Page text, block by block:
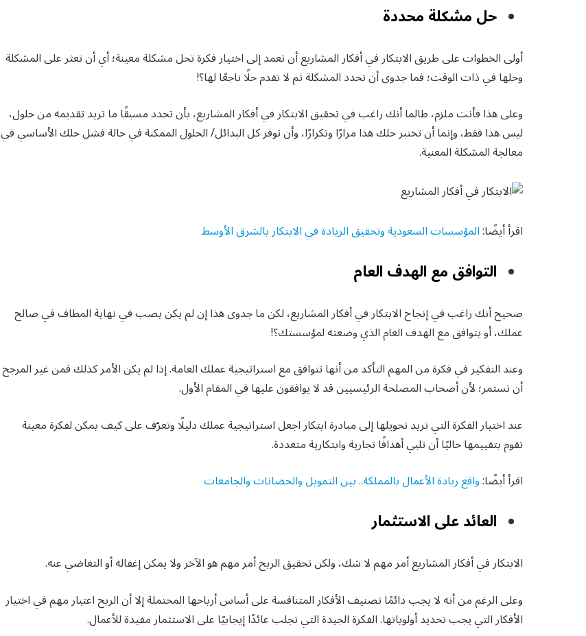
حل مشكلة محددة
أولى الخطوات على طريق الابتكار في أفكار المشاريع أن تعمد إلى اختيار فكرة تحل مشكلة معينة؛ أي أن تعثر على المشكلة
وحلها في ذات الوقت؛ فما جدوى أن تحدد المشكلة ثم لا تقدم حلًا ناجعًا لها؟!
وعلى هذا فأنت ملزم، طالما أنك راغب في تحقيق الابتكار في أفكار المشاريع، بأن تحدد مسبقًا ما تريد تقديمه من حلول،
ليس هذا فقط، وإنما أن تختبر حلك هذا مرارًا وتكرارًا، وأن توفر كل البدائل/ الحلول الممكنة في حالة فشل حلك الأساسي في
معالجة المشكلة المعنية.
اقرأ أيضًا:المؤسسات السعودية وتحقيق الريادة في الابتكار بالشرق الأوسط
التوافق مع الهدف العام
صحيح أنك راغب في إنجاح الابتكار في أفكار المشاريع، لكن ما جدوى هذا إن لم يكن يصب في نهاية المطاف في صالح
عملك، أو يتوافق مع الهدف العام الذي وضعته لمؤسستك؟!
وعند التفكير في فكرة من المهم التأكد من أنها تتوافق مع استراتيجية عملك العامة. إذا لم يكن الأمر كذلك فمن غير المرجح
أن تستمر؛ لأن أصحاب المصلحة الرئيسيين قد لا يوافقون عليها في المقام الأول.
عند اختيار الفكرة التي تريد تحويلها إلى مبادرة ابتكار اجعل استراتيجية عملك دليلًا وتعرّف على كيف يمكن لفكرة معينة
تقوم بتقييمها حاليًا أن تلبي أهدافًا تجارية وابتكارية متعددة.
اقرأ أيضًا:واقع ريادة الأعمال بالمملكة.. بين التمويل والحضانات والجامعات
العائد على الاستثمار
الابتكار في أفكار المشاريع أمر مهم لا شك، ولكن تحقيق الربح أمر مهم هو الآخر ولا يمكن إغفاله أو التغاضي عنه.
وعلى الرغم من أنه لا يجب دائمًا تصنيف الأفكار المتنافسة على أساس أرباحها المحتملة إلا أن الربح اعتبار مهم في اختيار
الأفكار التي يجب تحديد أولوياتها. الفكرة الجيدة التي تجلب عائدًا إيجابيًا على الاستثمار مفيدة للأعمال.